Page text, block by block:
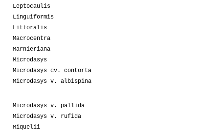
Leptocaulis
Linguiformis
Littoralis
Macrocentra
Marnieriana
Microdasys
Microdasys cv. contorta
Microdasys v. albispina
Microdasys v. pallida
Microdasys v. rufida
Miquelii